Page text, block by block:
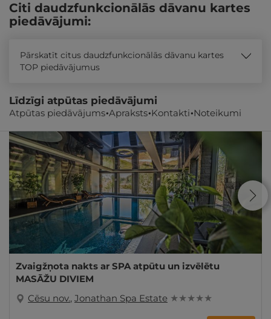
Atpūtas piedāvājums Apraksts Kontakti Noteikumi
Citi daudzfunkcionālās dāvanu kartes
piedāvājumi:
Pārskatīt citus daudzfunkcionālās dāvanu kartes
TOP piedāvājumus
Līdzīgi atpūtas piedāvājumi
Zvaigžņota nakts ar SPA atpūtu un izvēlētu
MASĀŽU DIVIEM
Cēsu nov., Jonathan Spa Estate ★ ★ ★ ★ ★